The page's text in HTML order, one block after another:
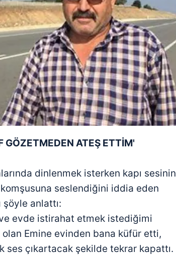
çerezlerle ilgili bilgi almak için lütfentıklayınız
GÖZETMEDEN ATEŞ ETTİM'
dinlenmek isterken kapı sesinin
seslendiğini iddia eden
şöyle anlattı:
evde istirahat etmek istediğimi
olan Emine evinden bana küfür etti,
ses çıkartacak şekilde tekrar kapattı.